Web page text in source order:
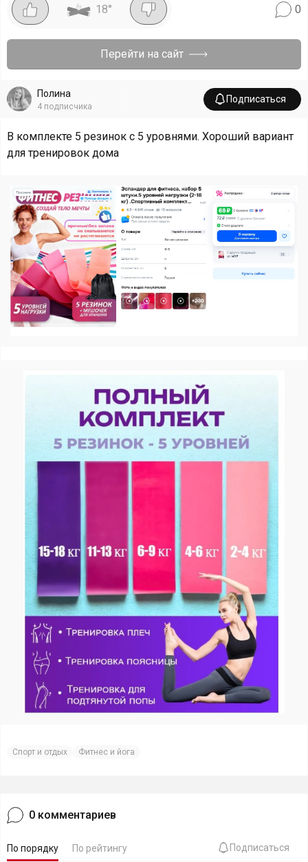
18° 0
Перейти на сайт
Полина
4 подписчика
Подписаться
В комплекте 5 резинок с 5 уровнями. Хороший вариант
для тренировок дома
Спорт и отдых Фитнес и йога
0 комментариев
По порядку По рейтингу Подписаться